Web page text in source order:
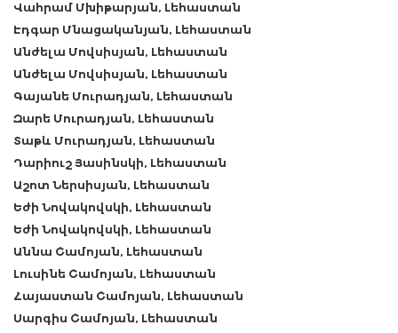
Վահրամ Մխիթարյան, Լեհաստան
Էդգար Մնացականյան, Լեհաստան
Անժելա Մովսիսյան, Լեհաստան
Անժելա Մովսիսյան, Լեհաստան
Գայանե Մուրադյան, Լեհաստան
Զարե Մուրադյան, Լեհաստան
Տաթև Մուրադյան, Լեհաստան
Դարիուշ Յասինսկի, Լեհաստան
Աշոտ Ներսիսյան, Լեհաստան
Եժի Նովակովսկի, Լեհաստան
Եժի Նովակովսկի, Լեհաստան
Աննա Շամոյան, Լեհաստան
Լուսինե Շամոյան, Լեհաստան
Հայաստան Շամոյան, Լեհաստան
Սարգիս Շամոյան, Լեհաստան